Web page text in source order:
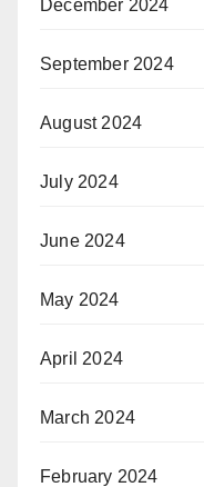
December 2024
September 2024
August 2024
July 2024
June 2024
May 2024
April 2024
March 2024
February 2024